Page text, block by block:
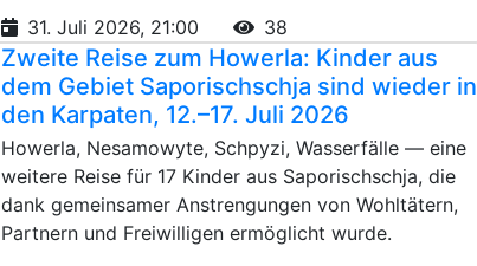
31. Juli 2026, 21:00
38
Zweite Reise zum Howerla: Kinder aus
dem Gebiet Saporischschja sind wieder in
den Karpaten, 12.–17. Juli 2026
Howerla, Nesamowyte, Schpyzi, Wasserfälle — eine
weitere Reise für 17 Kinder aus Saporischschja, die
dank gemeinsamer Anstrengungen von Wohltätern,
Partnern und Freiwilligen ermöglicht wurde.